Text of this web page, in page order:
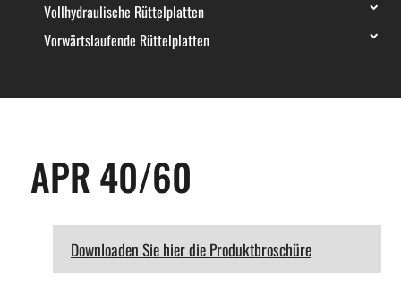
Vollhydraulische Rüttelplatten
Vorwärtslaufende Rüttelplatten
APR 40/60
Downloaden Sie hier die Produktbroschüre